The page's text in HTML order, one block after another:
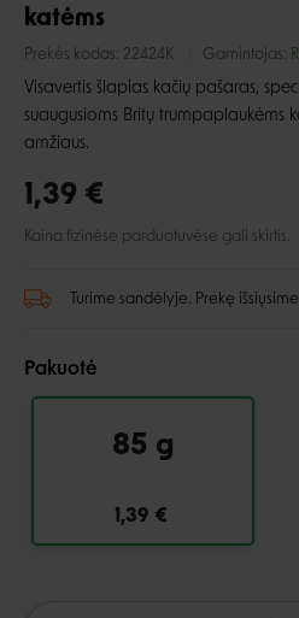
katėms
Prekės kodas: 22424K Gamintojas:
Visavertis šlapias kačių pašaras,
suaugusioms Britų trumpaplaukėms
amžiaus.
1,39 €
Kaina fizinėse parduotuvėse gali skirtis.
Turime sandėlyje. Prekę
Pakuotė
85 g
1,39 €